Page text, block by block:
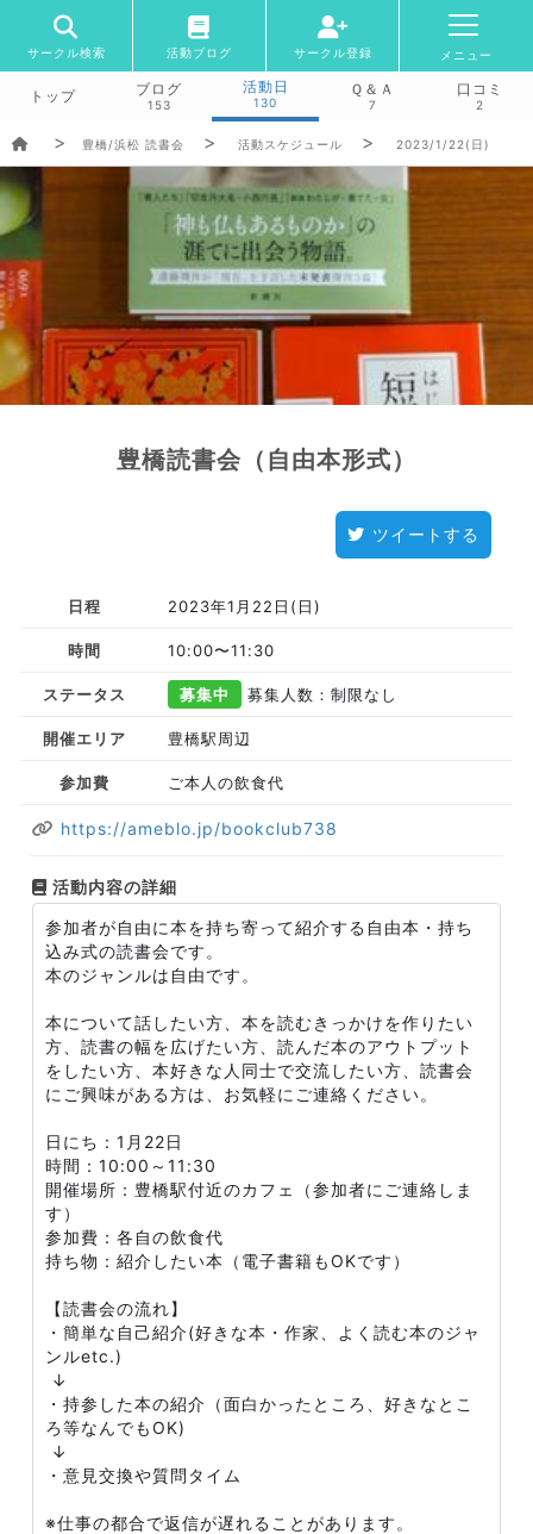
サークル検索 活動ブログ サークル登録 メニュー
トップ ブログ
153
活動日
130
Ｑ＆Ａ
7
口コミ
2
豊橋/浜松 読書会 活動スケジュール 2023/1/22(日)
豊橋読書会（自由本形式）
ツイートする
日程 2023年1月22日(日)
時間 10:00〜11:30
ステータス 募集中 募集人数：制限なし
開催エリア 豊橋駅周辺
参加費 ご本人の飲食代
https://ameblo.jp/bookclub738
活動内容の詳細
参加者が自由に本を持ち寄って紹介する自由本・持ち
込み式の読書会です。
本のジャンルは自由です。
本について話したい方、本を読むきっかけを作りたい
方、読書の幅を広げたい方、読んだ本のアウトプット
をしたい方、本好きな人同士で交流したい方、読書会
にご興味がある方は、お気軽にご連絡ください。
日にち：1月22日
時間：10:00～11:30
開催場所：豊橋駅付近のカフェ（参加者にご連絡しま
す）
参加費：各自の飲食代
持ち物：紹介したい本（電子書籍もOKです）
【読書会の流れ】
・簡単な自己紹介(好きな本・作家、よく読む本のジャ
ンルetc.)
↓
・持参した本の紹介（面白かったところ、好きなとこ
ろ等なんでもOK)
↓
・意見交換や質問タイム
※仕事の都合で返信が遅れることがあります。